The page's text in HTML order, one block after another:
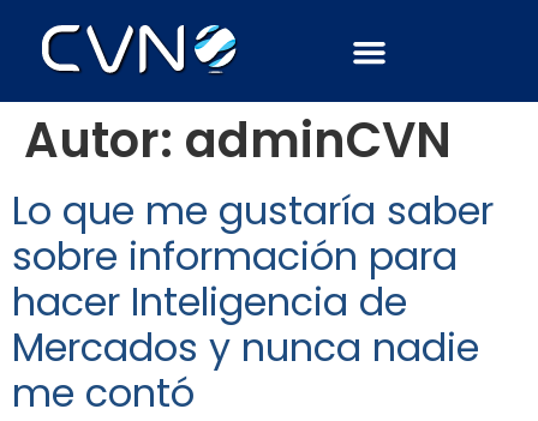
Autor: adminCVN
Lo que me gustaría saber
sobre información para
hacer Inteligencia de
Mercados y nunca nadie
me contó